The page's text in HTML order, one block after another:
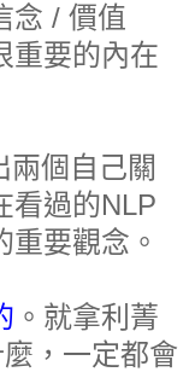
念 / 價值
重要的內在
兩個自己關
看過的NLP
要觀念。
。就拿利菁
麼，一定都會